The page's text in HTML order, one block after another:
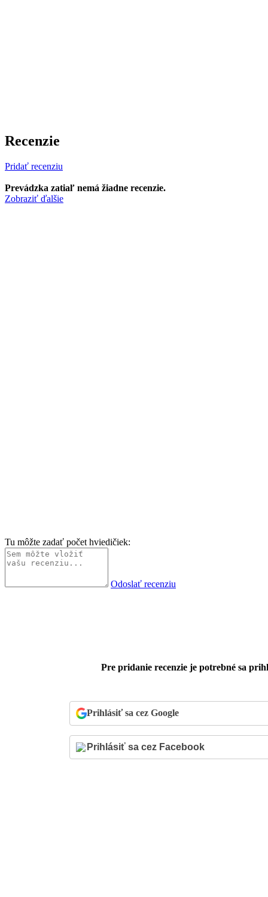
Recenzie
Pridať recenziu
Prevádzka zatiaľ nemá žiadne recenzie.
Zobraziť ďalšie
Tu môžte zadať počet hviedičiek:
Odoslať recenziu
Pre pridanie recenzie je potrebné sa
Prihlásiť sa cez Google